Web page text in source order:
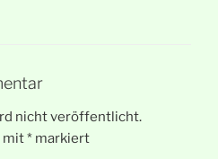
nicht veröffentlicht.
mit* markiert